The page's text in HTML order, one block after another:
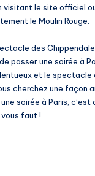
visitant le site officiel
le Moulin Rouge.
des
passer une soirée à
et le spectacle
cherchez une façon
soirée à Paris,
faut !